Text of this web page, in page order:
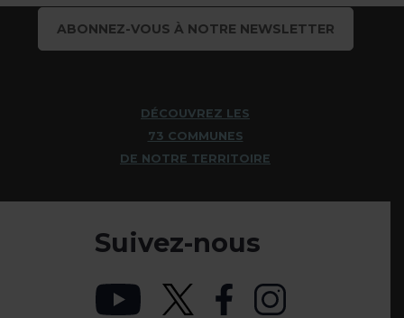
ABONNEZ-VOUS À NOTRE NEWSLETTER
DÉCOUVREZ LES
73 COMMUNES
DE NOTRE TERRITOIRE
Suivez-nous